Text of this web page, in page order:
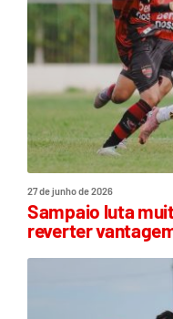
27 de junho de 2026
Sampaio luta
reverter